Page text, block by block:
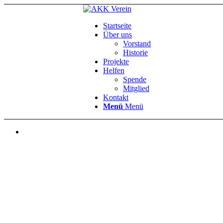
Startseite
Über uns
Vorstand
Historie
Projekte
Helfen
Spende
Mitglied
Kontakt
Menü Menü